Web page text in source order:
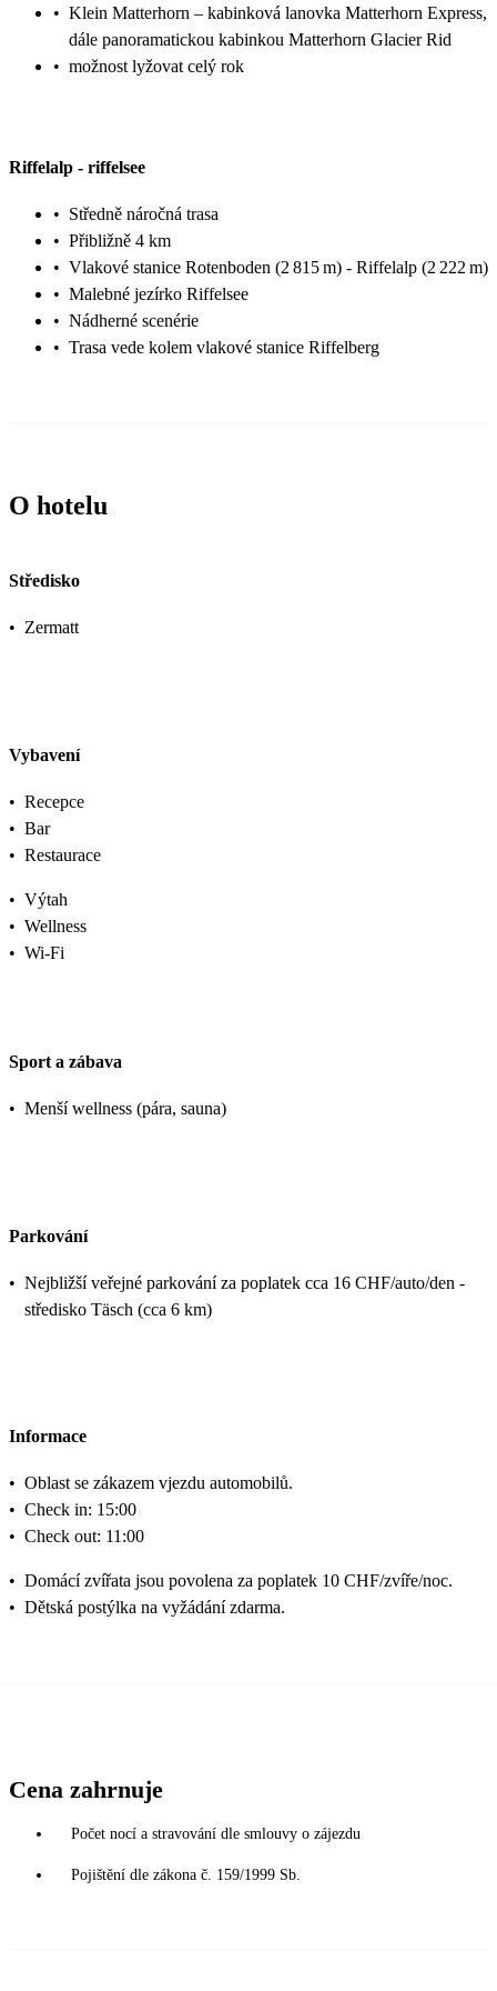
• Klein Matterhorn – kabinková lanovka Matterhorn Express,
dále panoramatickou kabinkou Matterhorn Glacier Rid
• možnost lyžovat celý rok
Riffelalp - riffelsee
• Středně náročná trasa
• Přibližně 4 km
• Vlakové stanice Rotenboden (2 815 m) - Riffelalp (2 222 m)
• Malebné jezírko Riffelsee
• Nádherné scenérie
• Trasa vede kolem vlakové stanice Riffelberg
O hotelu
Středisko
• Zermatt
Vybavení
• Recepce
• Bar
• Restaurace
• Výtah
• Wellness
• Wi-Fi
Sport a zábava
• Menší wellness (pára, sauna)
Parkování
• Nejbližší veřejné parkování za poplatek cca 16 CHF/auto/den -
středisko Täsch‍ (cca 6 km)
Informace
• Oblast se zákazem vjezdu automobilů.
• Check in: 15:00
• Check out: 11:00
• Domácí zvířata jsou povolena za poplatek 10 CHF/zvíře/noc.
• Dětská postýlka na vyžádání zdarma.
Cena zahrnuje
Počet nocí a stravování dle smlouvy o zájezdu
Pojištění dle zákona č. 159/1999 Sb.